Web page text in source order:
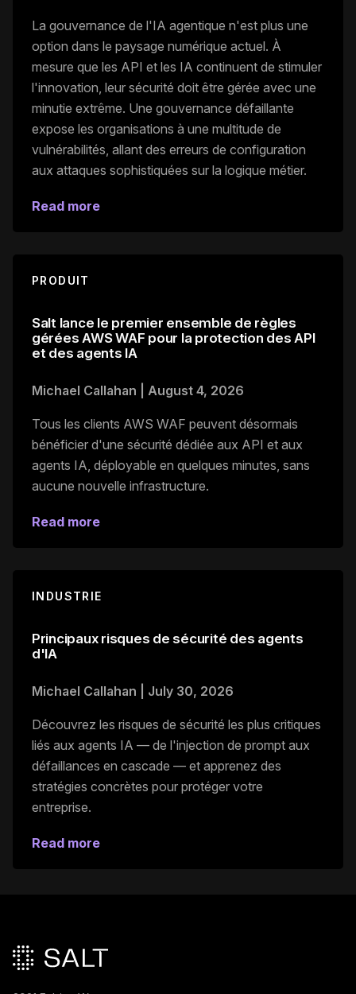
La gouvernance de l'IA agentique n'est plus une
option dans le paysage numérique actuel. À
mesure que les API et les IA continuent de stimuler
l'innovation, leur sécurité doit être gérée avec une
minutie extrême. Une gouvernance défaillante
expose les organisations à une multitude de
vulnérabilités, allant des erreurs de configuration
aux attaques sophistiquées sur la logique métier.
Read more
PRODUIT
Salt lance le premier ensemble de règles
gérées AWS WAF pour la protection des API
et des agents IA
Michael Callahan August 4, 2026
Tous les clients AWS WAF peuvent désormais
bénéficier d'une sécurité dédiée aux API et aux
agents IA, déployable en quelques minutes, sans
aucune nouvelle infrastructure.
Read more
INDUSTRIE
Principaux risques de sécurité des agents
d'IA
Michael Callahan July 30, 2026
Découvrez les risques de sécurité les plus critiques
liés aux agents IA — de l'injection de prompt aux
défaillances en cascade — et apprenez des
stratégies concrètes pour protéger votre
entreprise.
Read more